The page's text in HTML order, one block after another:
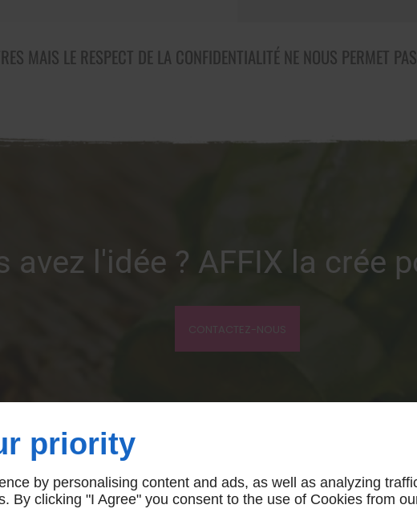
MAIS LE RESPECT DE LA CONFIDENTIALITÉ NE NOUS PERMET
avez l'idée ? AFFIX la crée
CONTACTEZ-NOUS
priority
by personalising content and ads, as well as analyzing
By clicking "I Agree" you consent to the use of Cookies from